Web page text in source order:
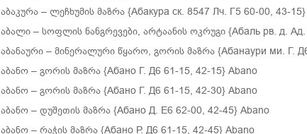
აბაკურა – ლეჩხუმის მაზრა {Абакура ск. 8547 Лч. Г5 60-00, 43-
აბალი – სოფლის ნანგრევები, არტაანის ოკრუგი {Абаль рв. д.
აბანაური – მინერალური წყარო, გორის მაზრა {Абанаури ми. Г.
აბანო – გორის მაზრა {Абано Г. Д6 61-15, 42-15} Abano
აბანო – გორის მაზრა {Абано Г. Д6 61-15, 42-30} Abano
აბანო – დუშეთის მაზრა {Абано Д. Е6 62-00, 42-45} Abano
აბანო – რაჭის მაზრა {Абано Р. Д6 61-15, 42-45} Abano